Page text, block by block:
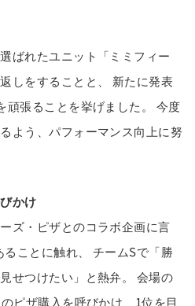
ばれたユニット「ミミフィー
しをすることと、 新たに発表
頑張ることを挙げました。 今度
よう、パフォーマンス向上に努
かけ
ズ・ピザとのコラボ企画に言
ことに触れ、 チームSで「勝
せつけたい」と熱弁。 会場の
ピザ購入を呼びかけ、1位を目